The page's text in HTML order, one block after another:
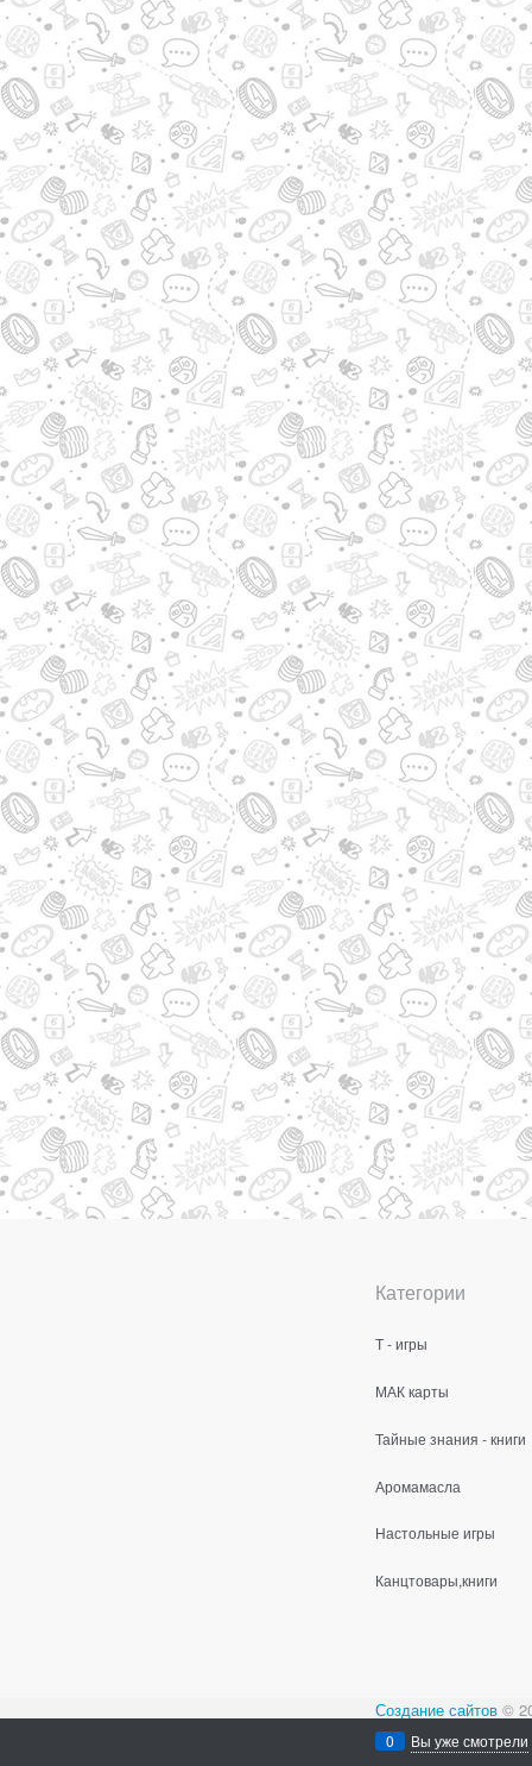
Категории
Т - игры
МАК карты
Тайные знания - книги
Аромамасла
Настольные игры
Канцтовары,книги
Создание сайтов ©
Содержимое сайта
Все права
0 Вы уже смотрели